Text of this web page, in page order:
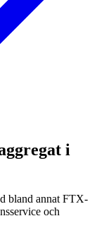
i
bland annat FTX-
och